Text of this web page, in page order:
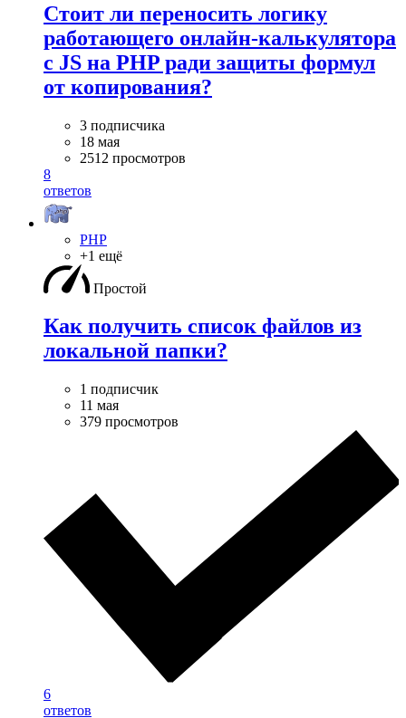
Стоит ли переносить логику
работающего онлайн-калькулятора
с JS на PHP ради защиты формул
от копирования?
3 подписчика
18 мая
2512 просмотров
8
ответов
PHP
+1 ещё
Простой
Как получить список файлов из
локальной папки?
1 подписчик
11 мая
379 просмотров
6
ответов